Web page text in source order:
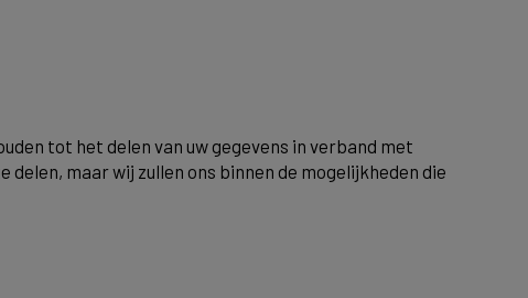
tot het delen van uw gegevens in verband met
maar wij zullen ons binnen de mogelijkheden die